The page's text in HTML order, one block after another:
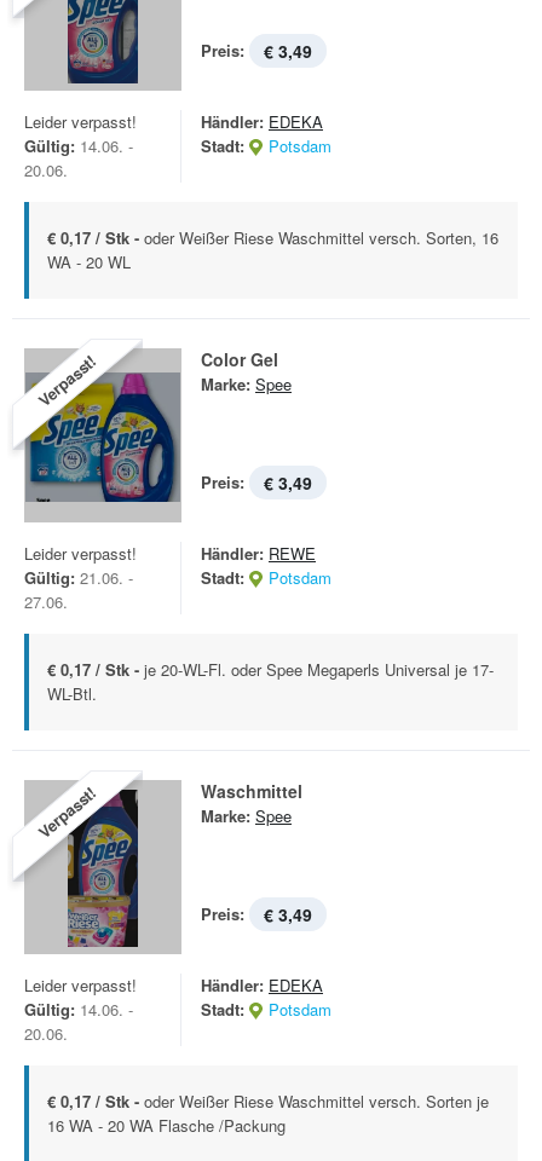
Preis: € 3,49
Leider verpasst!
Gültig: 14.06. -
20.06.
Händler: EDEKA
Stadt:
Potsdam
€ 0,17 / Stk - oder Weißer Riese Waschmittel versch. Sorten, 16
WA - 20 WL
Verpasst! Color Gel
Marke: Spee
Preis: € 3,49
Leider verpasst!
Gültig: 21.06. -
27.06.
Händler: REWE
Stadt:
Potsdam
€ 0,17 / Stk - je 20-WL-Fl. oder Spee Megaperls Universal je 17-
WL-Btl.
Verpasst! Waschmittel
Marke: Spee
Preis: € 3,49
Leider verpasst!
Gültig: 14.06. -
20.06.
Händler: EDEKA
Stadt:
Potsdam
€ 0,17 / Stk - oder Weißer Riese Waschmittel versch. Sorten je
16 WA - 20 WA Flasche /Packung